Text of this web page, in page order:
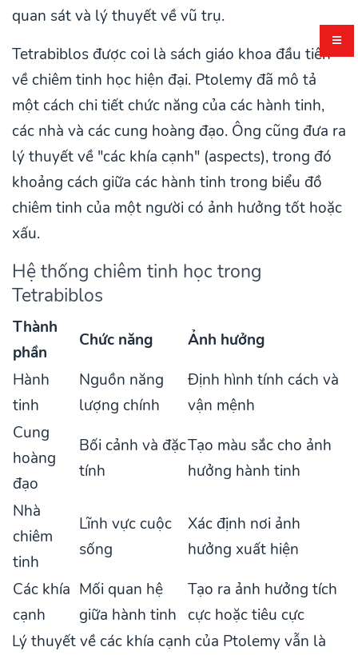
quan sát và lý thuyết về vũ trụ.
Tetrabiblos được coi là sách giáo khoa đầu tiên
về chiêm tinh học hiện đại. Ptolemy đã mô tả
một cách chi tiết chức năng của các hành tinh,
các nhà và các cung hoàng đạo. Ông cũng đưa ra
lý thuyết về "các khía cạnh" (aspects), trong đó
khoảng cách giữa các hành tinh trong biểu đồ
chiêm tinh của một người có ảnh hưởng tốt hoặc
xấu.
Hệ thống chiêm tinh học trong
Tetrabiblos
Thành
phần
Chức năng
Ảnh hưởng
Hành
tinh
Nguồn năng
lượng chính
Định hình tính cách và
vận mệnh
Cung
hoàng
đạo
Bối cảnh và đặc
tính
Tạo màu sắc cho ảnh
hưởng hành tinh
Nhà
chiêm
tinh
Lĩnh vực cuộc
sống
Xác định nơi ảnh
hưởng xuất hiện
Các khía
cạnh
Mối quan hệ
giữa hành tinh
Tạo ra ảnh hưởng tích
cực hoặc tiêu cực
Lý thuyết về các khía cạnh của Ptolemy vẫn là